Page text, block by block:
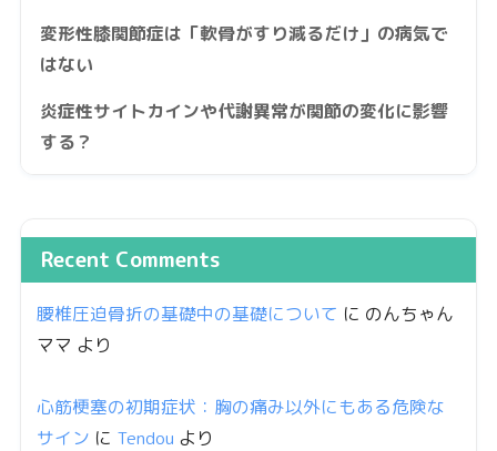
変形性膝関節症は「軟骨がすり減るだけ」の病気で
はない
炎症性サイトカインや代謝異常が関節の変化に影響
する？
Recent Comments
腰椎圧迫骨折の基礎中の基礎について に のんちゃん
ママ より
心筋梗塞の初期症状：胸の痛み以外にもある危険な
サイン に Tendou より